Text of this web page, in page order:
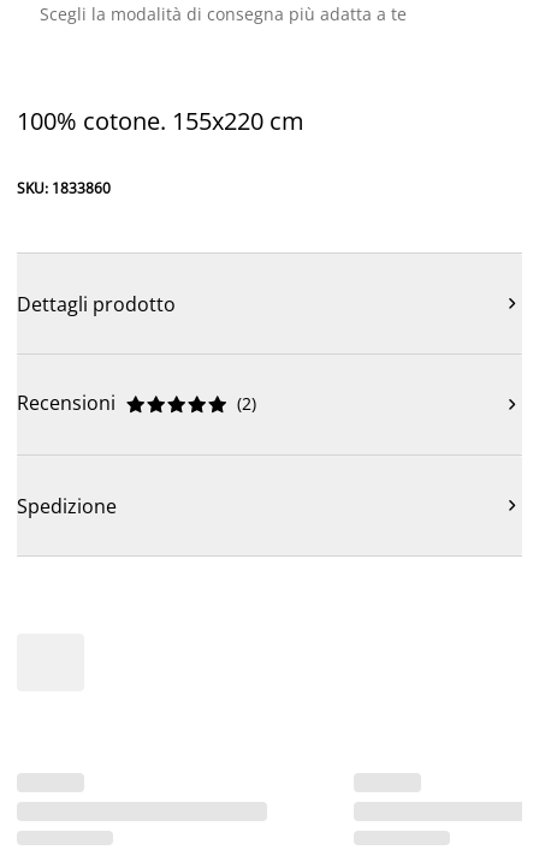
Scegli la modalità di consegna più adatta a te
100% cotone. 155x220 cm
SKU: 1833860
Dettagli prodotto 
Recensioni 




 (2) 
Spedizione 